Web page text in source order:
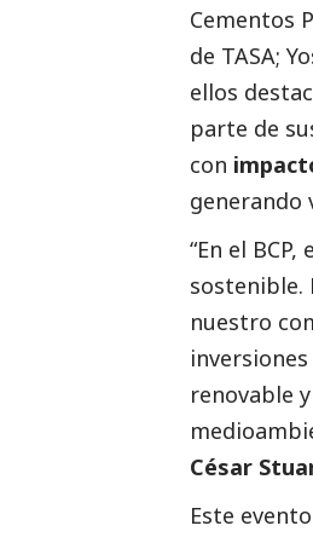
Cementos
de TASA;
ellos
parte de
con
generando
“En el
sostenible.
nuestro
renovable
César
Este